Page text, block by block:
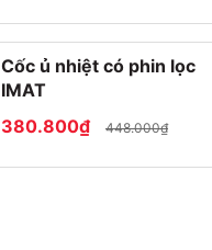
Cốc ủ nhiệt có phin lọc
IMAT
380.800₫
448.000₫